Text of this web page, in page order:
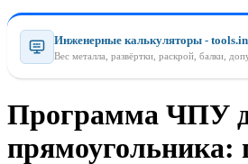
Инженерные калькуляторы -
Вес металла, развёртки, раскрой, балки,
Программа ЧПУ
прямоугольника: